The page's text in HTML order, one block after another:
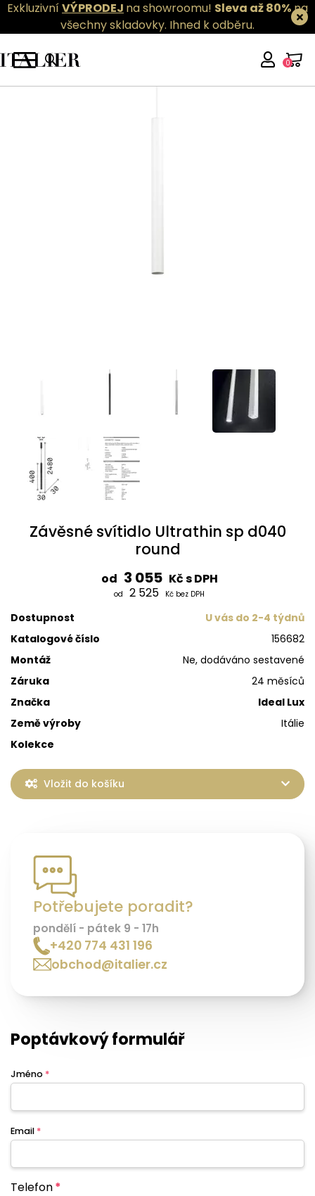
ExkluzivníVÝPRODEJ na showroomu! Sleva až 80%na
všechny skladovky. Ihned k odběru.
0
Závěsné svítidlo Ultrathin sp d040
round
od 3 055 Kč s DPH
od 2 525 Kč bez DPH
Dostupnost
U vás do 2-4 týdnů
Katalogové číslo
156682
Montáž
Ne, dodáváno sestavené
Záruka
24 měsíců
Značka
Ideal Lux
Země výroby
Itálie
Kolekce
Vložit do košíku
Potřebujete poradit?
pondělí - pátek 9 - 17h
+420 774 431 196
obchod@italier.cz
Poptávkový formulář
Jméno *
Email *
Telefon*